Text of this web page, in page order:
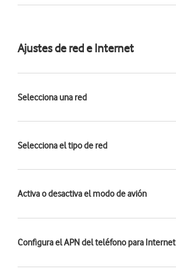
Ajustes de red e Internet
Selecciona una red
Selecciona el tipo de red
Activa o desactiva el modo de avión
Configura el APN del teléfono para Internet